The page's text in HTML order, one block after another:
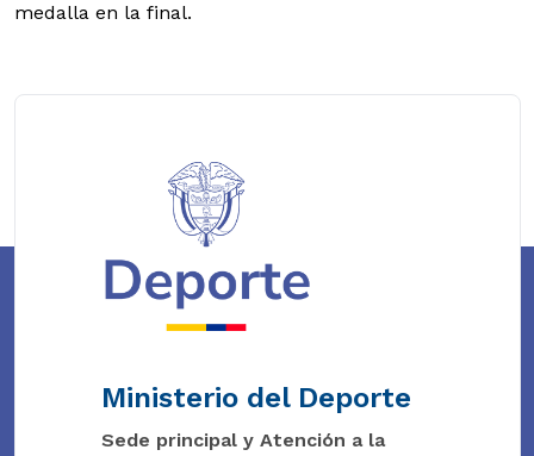
medalla en la final.
Ministerio del Deporte
Sede principal y Atención a la